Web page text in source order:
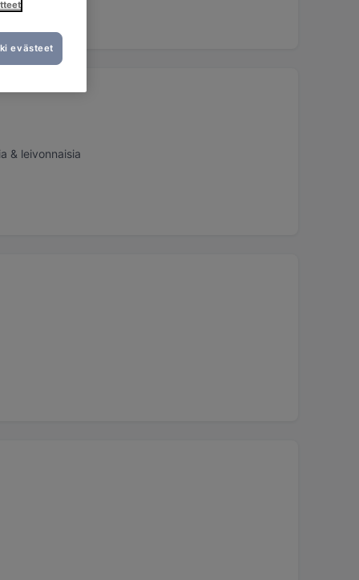
& leivonnaisia
evästeet